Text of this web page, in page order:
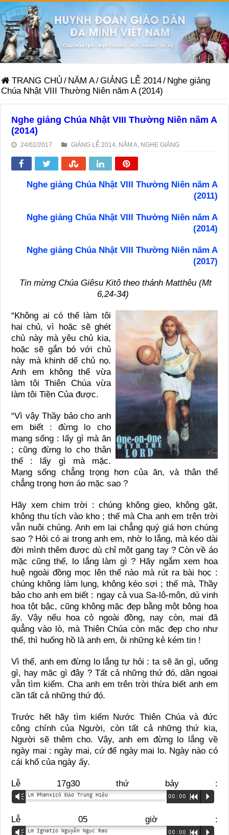
TRANG CHỦ / NĂM A/GIẢNG LỄ 2014/ Nghe giảng
Chúa Nhật VIII Thường Niên năm A (2014)
Nghe giảng Chúa Nhật VIII Thường Niên năm A
(2014)
24/02/2017 GIẢNG LỄ 2014 NĂM A NGHE GIẢNG
Nghe giảng Chúa Nhật VIII Thường Niên năm A
(2011)
Nghe giảng Chúa Nhật VIII Thường Niên năm A
(2014)
Nghe giảng Chúa Nhật VIII Thường Niên năm A
(2017)
Tin mừng Chúa Giêsu Kitô theo thánh Matthêu (Mt
6,24-34)
“Không ai có thể làm tôi
hai chủ, vì hoặc sẽ ghét
chủ này mà yêu chủ kia,
hoặc sẽ gắn bó với chủ
này mà khinh dể chủ nọ.
Anh em không thể vừa
làm tôi Thiên Chúa vừa
làm tôi Tiền Của được.
“Vì vậy Thầy bảo cho anh
em biết : đừng lo cho
mạng sống : lấy gì mà ăn
; cũng đừng lo cho thân
thể : lấy gì mà mặc.
Mạng sống chẳng trọng hơn của ăn, và thân thể
chẳng trọng hơn áo mặc sao ?
Hãy xem chim trời : chúng không gieo, không gặt,
không thu tích vào kho ; thế mà Cha anh em trên trời
vẫn nuôi chúng. Anh em lại chẳng quý giá hơn chúng
sao ? Hỏi có ai trong anh em, nhờ lo lắng, mà kéo dài
đời mình thêm được dù chỉ một gang tay ? Còn về áo
mặc cũng thế, lo lắng làm gì ? Hãy ngắm xem hoa
huệ ngoài đồng mọc lên thế nào mà rút ra bài học :
chúng không làm lụng, không kéo sợi ; thế mà, Thầy
bảo cho anh em biết : ngay cả vua Sa-lô-môn, dù vinh
hoa tột bậc, cũng không mặc đẹp bằng một bông hoa
ấy. Vậy nếu hoa cỏ ngoài đồng, nay còn, mai đã
quẳng vào lò, mà Thiên Chúa còn mặc đẹp cho như
thế, thì huống hồ là anh em, ôi những kẻ kém tin !
Vì thế, anh em đừng lo lắng tự hỏi : ta sẽ ăn gì, uống
gì, hay mặc gì đây ? Tất cả những thứ đó, dân ngoại
vẫn tìm kiếm. Cha anh em trên trời thừa biết anh em
cần tất cả những thứ đó.
Trước hết hãy tìm kiếm Nước Thiên Chúa và đức
công chính của Người, còn tất cả những thứ kia,
Người sẽ thêm cho. Vậy, anh em đừng lo lắng về
ngày mai : ngày mai, cứ để ngày mai lo. Ngày nào có
cái khổ của ngày ấy.
Lễ 17g30 thứ bảy :
Vm Lm Phanxicô Đào Trung Hiệu 00:00 R P
Lễ 05 giờ :
Vm Lm Ignatio Nguyễn Ngọc Rao 00:00 R P